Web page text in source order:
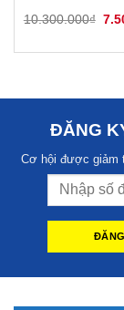
10.300.000₫ Giá
ĐĂNG
Cơ hội được giảm